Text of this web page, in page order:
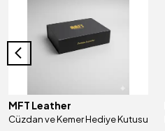
MFT Leather
Cüzdan ve Kemer Hediye Kutusu